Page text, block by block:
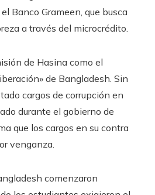
Banco Grameen, que busca
a través del microcrédito.
de Hasina como el
de Bangladesh. Sin
cargos de corrupción en
durante el gobierno de
que los cargos en su contra
venganza.
comenzaron